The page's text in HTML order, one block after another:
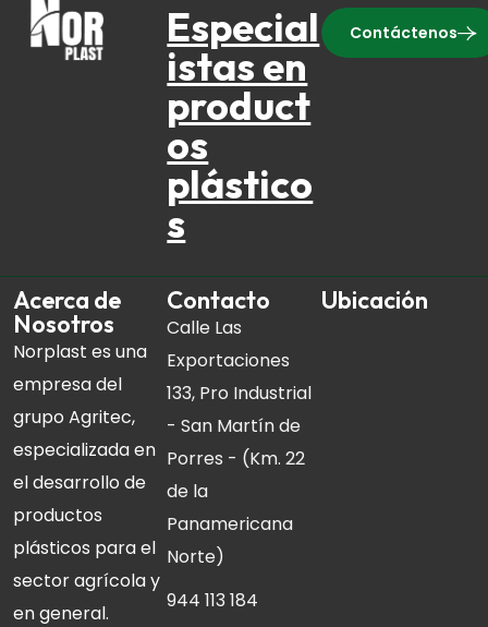
Especial
istas en
product
os
plástico
s
Contáctenos
Acerca de
Nosotros
Norplast es una
empresa del
grupo Agritec,
especializada en
el desarrollo de
productos
plásticos para el
sector agrícola y
en general.
Contacto
Calle Las
Exportaciones
133, Pro Industrial
- San Martín de
Porres - (Km. 22
de la
Panamericana
Norte)
944 113 184
Ubicación